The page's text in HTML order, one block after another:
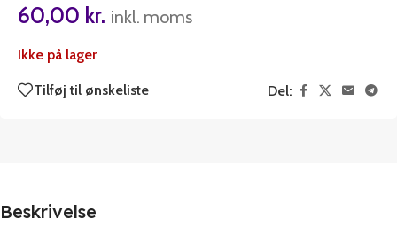
60,00 kr. inkl. moms
Ikke på lager
Tilføj til ønskeliste Del:
Beskrivelse